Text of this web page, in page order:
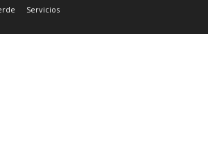
Servicios